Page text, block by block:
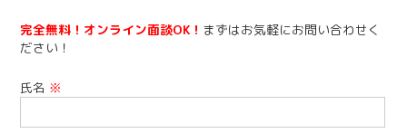
完全無料！オンライン面談OK！ まずはお気軽にお問い合わせく
ださい！
氏名 ※